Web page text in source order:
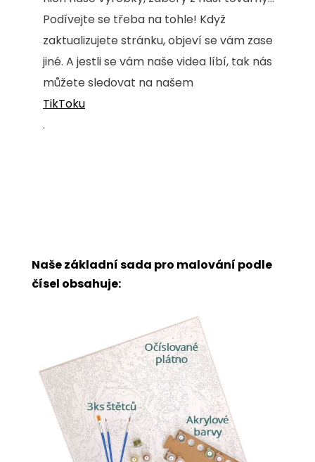
Podívejte se třeba na tohle! Když
zaktualizujete stránku, objeví se vám zase
jiné. A jestli se vám naše videa líbí, tak nás
můžete sledovat na našem
TikToku
.
Naše základní sada pro malování podle
čísel obsahuje: